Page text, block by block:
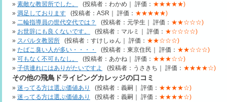
» 素敵な教習所でした。 (投稿者：わかめ｜ 評価： ★★★★★)
» 満足しております (投稿者：ASR｜ 評価： ★★★★★)
» 二輪指導員の世代交代では？ (投稿者：元学生｜ 評価： ★★☆☆☆)
» お世辞にも良くないです。 (投稿者：マルミ｜ 評価： ★☆☆☆☆)
» スパルタ教習所 (投稿者：すけしゅん｜ 評価： ★★☆☆☆)
» たばこ臭い人が多い・・・・ (投稿者：東京住民｜ 評価： ★★☆☆☆)
» 可もなく不可もなし。 (投稿者：あかね｜ 評価： ★★★☆☆)
» 子供連れにはありがたいですよ (投稿者：うさきち｜ 評価： ★★★★☆)
その他の飛鳥ドライビングカレッジの口コミ
» 迷ってる方は選ぶ価値あり (投稿者：義嗣｜ 評価： ★★★★☆)
» 迷ってる方は選ぶ価値あり (投稿者：義嗣｜ 評価： ★★★★☆)